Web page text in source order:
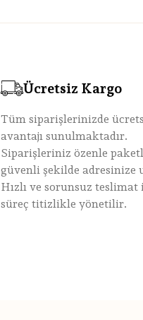
Ücretsiz Kargo
Tüm siparişlerinizde
avantajı sunulmaktadır.
Siparişleriniz özenle
güvenli şekilde adresinize
Hızlı ve sorunsuz
süreç titizlikle yönetilir.